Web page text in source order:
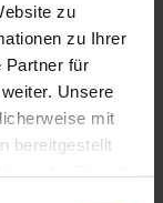
zu
zu Ihrer
Partner für
Unsere
mit
bereitgestellt